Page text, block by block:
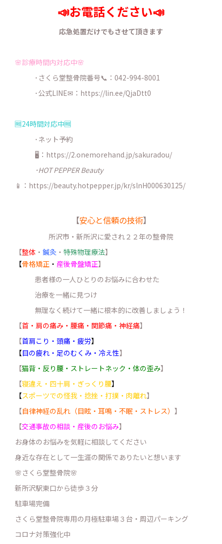
📣お電話ください📣
応急処置だけでもさせて頂きます
🌸診療時間内対応中🌸
･さくら堂整骨院番号📞：042-994-8001
･公式LINE✉： https://lin.ee/QjaDtt0
🆓24時間対応中🆓
･ネット予約
🖥：https://2.onemorehand.jp/sakuradou/
･HOT PEPPER Beauty
📱：https://beauty.hotpepper.jp/kr/slnH000630125/
【安心と信頼の技術】
所沢市・新所沢に愛され２２年の整骨院
【整体 ・ 鍼灸 ・ 特殊物理療法】
【骨格矯正 ・ 産後骨盤矯正】
患者様の一人ひとりのお悩みに合わせた
治療を一緒に見つけ
無理なく続けて一緒に根本的に改善しましょう！
【首・肩の痛み・腰痛・関節痛・神経痛】
【首肩こり・頭痛・疲労】
【目の疲れ・足のむくみ・冷え性】
【猫背・反り腰・ストレートネック・体の歪み】
【寝違え・四十肩・ぎっくり腰】
【スポーツでの怪我・捻挫・打撲・肉離れ】
【自律神経の乱れ（目眩・耳鳴・不眠・ストレス） 】
【交通事故の相談・産後のお悩み】
お身体のお悩みを気軽に相談してください
身近な存在として一生涯の関係でありたいと想います
🌸さくら堂整骨院🌸
新所沢駅東口から徒歩３分
駐車場完備
さくら堂整骨院専用の月極駐車場３台・周辺パーキング
コロナ対策強化中